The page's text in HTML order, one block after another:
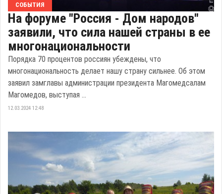
СОБЫТИЯ
На форуме "Россия - Дом народов"
заявили, что сила нашей страны в ее
многонациональности
Порядка 70 процентов россиян убеждены, что
многонациональность делает нашу страну сильнее. Об этом
заявил замглавы администрации президента Магомедсалам
Магомедов, выступая ...
12.03.2024 12:48